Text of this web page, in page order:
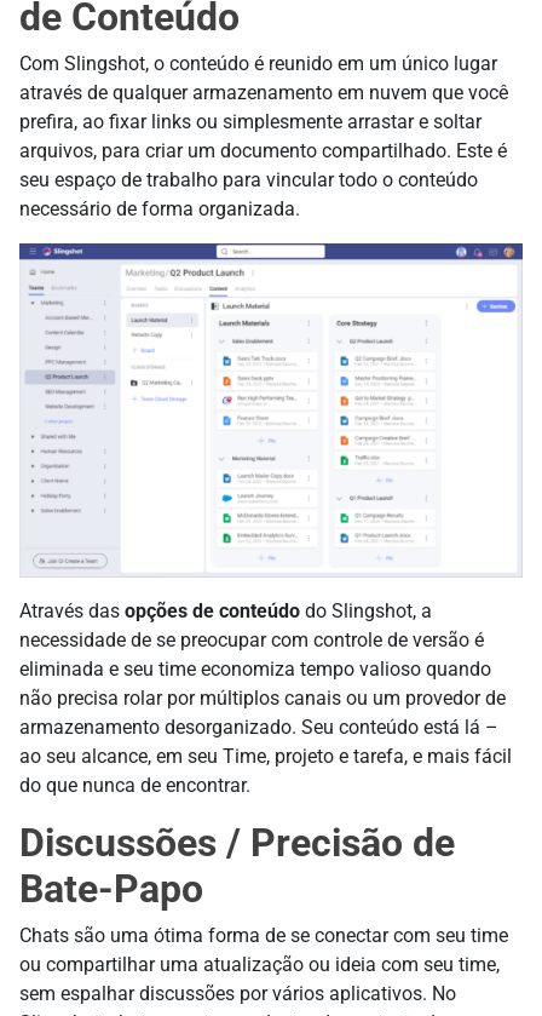
de Conteúdo
Com Slingshot, o conteúdo é reunido em um único lugar
através de qualquer armazenamento em nuvem que você
prefira, ao fixar links ou simplesmente arrastar e soltar
arquivos, para criar um documento compartilhado. Este é
seu espaço de trabalho para vincular todo o conteúdo
necessário de forma organizada.
Através das opções de conteúdo do Slingshot, a
necessidade de se preocupar com controle de versão é
eliminada e seu time economiza tempo valioso quando
não precisa rolar por múltiplos canais ou um provedor de
armazenamento desorganizado. Seu conteúdo está lá –
ao seu alcance, em seu Time, projeto e tarefa, e mais fácil
do que nunca de encontrar.
Discussões / Precisão de
Bate-Papo
Chats são uma ótima forma de se conectar com seu time
ou compartilhar uma atualização ou ideia com seu time,
sem espalhar discussões por vários aplicativos. No